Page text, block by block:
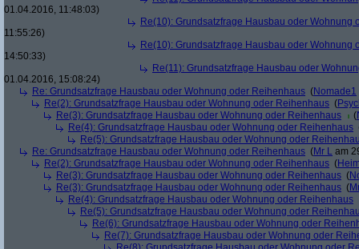
01.04.2016, 11:48:03)
Re(10): Grundsatzfrage Hausbau oder Wohnung
11:55:26)
Re(10): Grundsatzfrage Hausbau oder Wohnung
14:50:33)
Re(11): Grundsatzfrage Hausbau oder
01.04.2016, 15:08:24)
Re: Grundsatzfrage Hausbau oder Wohnung oder Reihenhaus (Nomade1
Re(2): Grundsatzfrage Hausbau oder Wohnung oder Reihenhaus (
Re(3): Grundsatzfrage Hausbau oder Wohnung oder Reihenhaus
(
Re(4): Grundsatzfrage Hausbau oder Wohnung oder Reihenhaus
Re(5): Grundsatzfrage Hausbau oder Wohnung oder
Re: Grundsatzfrage Hausbau oder Wohnung oder Reihenhaus (Mr L am
Re(2): Grundsatzfrage Hausbau oder Wohnung oder Reihenhaus (
Re(3): Grundsatzfrage Hausbau oder Wohnung oder Reihenhaus (
Re(3): Grundsatzfrage Hausbau oder Wohnung oder Reihenhaus (
Re(4): Grundsatzfrage Hausbau oder Wohnung oder Reihenhaus
Re(5): Grundsatzfrage Hausbau oder Wohnung oder
Re(6): Grundsatzfrage Hausbau oder Wohnung oder
Re(7): Grundsatzfrage Hausbau oder Wohnung oder